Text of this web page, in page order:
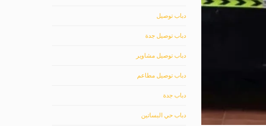
دباب توصيل
دباب توصيل جدة
دباب توصيل مشاوير
دباب توصيل مطاعم
دباب جدة
دباب حي البساتين